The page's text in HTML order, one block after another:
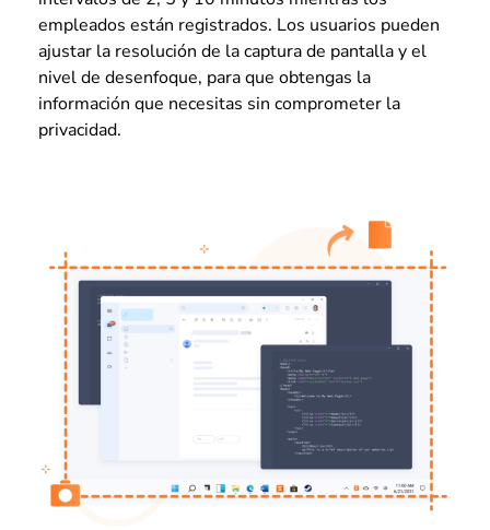
empleados están registrados. Los usuarios pueden
ajustar la resolución de la captura de pantalla y el
nivel de desenfoque, para que obtengas la
información que necesitas sin comprometer la
privacidad.